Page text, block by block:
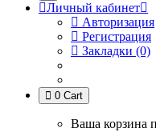
Личный кабинет
Авторизация
Регистрация
Закладки (0)
0 Cart
Ваша корзина